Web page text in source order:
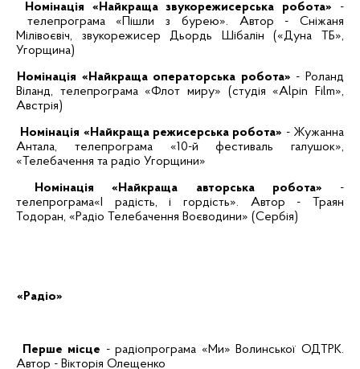
Номінація «Найкращазвукорежисерська робота»
-
телепрограма «Пішли з бурею». Автор - Сніжаня
Мілівоєвіч, звукорежисерДьордь Шібалін («Дуна ТБ»,
Угорщина)
Номінація «Найкраща операторська робота» - Роланд
Віланд, телепрограма «Флот миру» (студія «Alpin Film»,
Австрія)
Номінація «Найкраща режисерська робота» - Жужанна
Антала, телепрограма «10-й фестиваль галушок»,
«Телебачення та радіо Угорщини»
Номінація «Найкраща авторська робота»
-
телепрограма«І радість, і гордість». Автор - Траян
Тодоран, «Радіо Телебачення Воєводини» (Сербія)
«Радіо»
Перше місце - радіопрограма «Ми» Волинської ОДТРК.
Автор - Вікторія Олещенко